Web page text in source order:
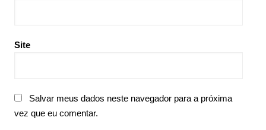
Site
Salvar meus dados neste navegador para a próxima
vez que eu comentar.